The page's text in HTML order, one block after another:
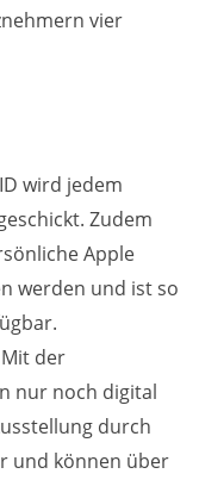
vier
wird jedem
Zudem
Apple
werden und ist so
der
nur noch digital
durch
und können über